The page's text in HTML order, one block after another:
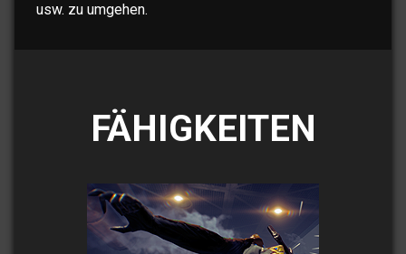
usw. zu umgehen.
FÄHIGKEITEN